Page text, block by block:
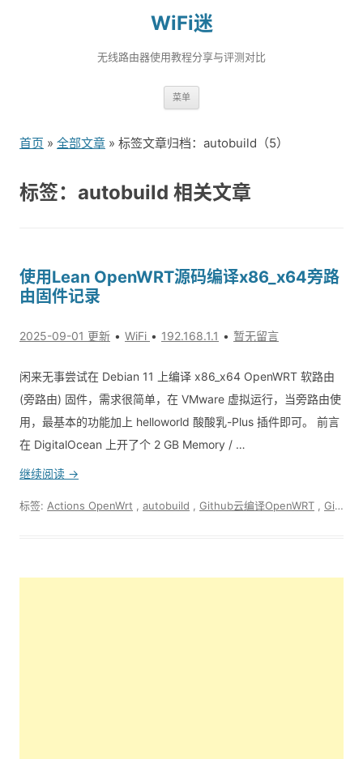
WiFi迷
无线路由器使用教程分享与评测对比
菜单
首页 » 全部文章 » 标签文章归档：autobuild（5）
标签：autobuild 相关文章
使用Lean OpenWRT源码编译x86_x64旁路
由固件记录
2025-09-01 更新 WiFi 192.168.1.1 暂无留言
闲来无事尝试在 Debian 11 上编译 x86_x64 OpenWRT 软路由
(旁路由) 固件，需求很简单，在 VMware 虚拟运行，当旁路由使
用，最基本的功能加上 helloworld 酸酸乳-Plus 插件即可。 前言
在 DigitalOcean 上开了个 2 GB Memory / …
继续阅读 →
标签: Actions OpenWrt autobuild Github云编译OpenWRT GitHub编译openwrt